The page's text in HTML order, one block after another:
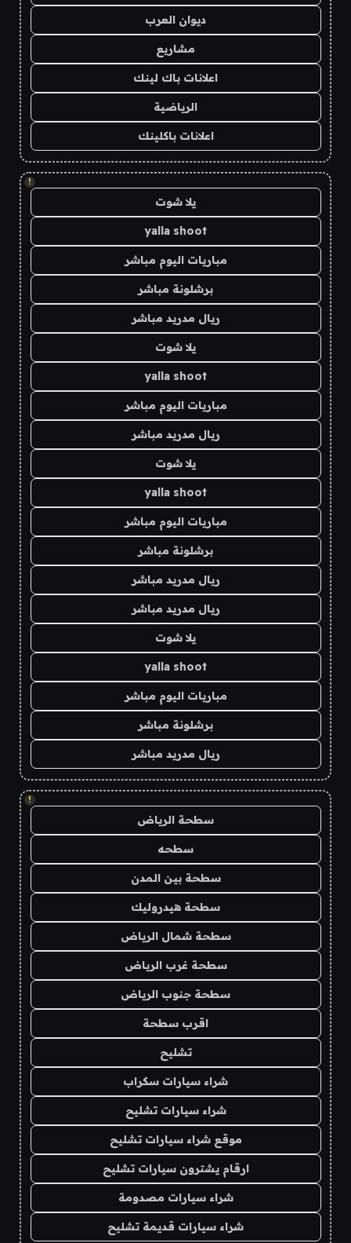
ديوان العرب
مشاريع
اعلانات باك لينك
الرياضية
اعلانات باكلينك
!
يلا شوت
yalla shoot
مباريات اليوم مباشر
برشلونة مباشر
ريال مدريد مباشر
يلا شوت
yalla shoot
مباريات اليوم مباشر
ريال مدريد مباشر
يلا شوت
yalla shoot
مباريات اليوم مباشر
برشلونة مباشر
ريال مدريد مباشر
ريال مدريد مباشر
يلا شوت
yalla shoot
مباريات اليوم مباشر
برشلونة مباشر
ريال مدريد مباشر
!
سطحة الرياض
سطحه
سطحة بين المدن
سطحة هيدروليك
سطحة شمال الرياض
سطحة غرب الرياض
سطحة جنوب الرياض
اقرب سطحة
تشليح
شراء سيارات سكراب
شراء سيارات تشليح
موقع شراء سيارات تشليح
ارقام يشترون سيارات تشليح
شراء سيارات مصدومة
شراء سيارات قديمة تشليح